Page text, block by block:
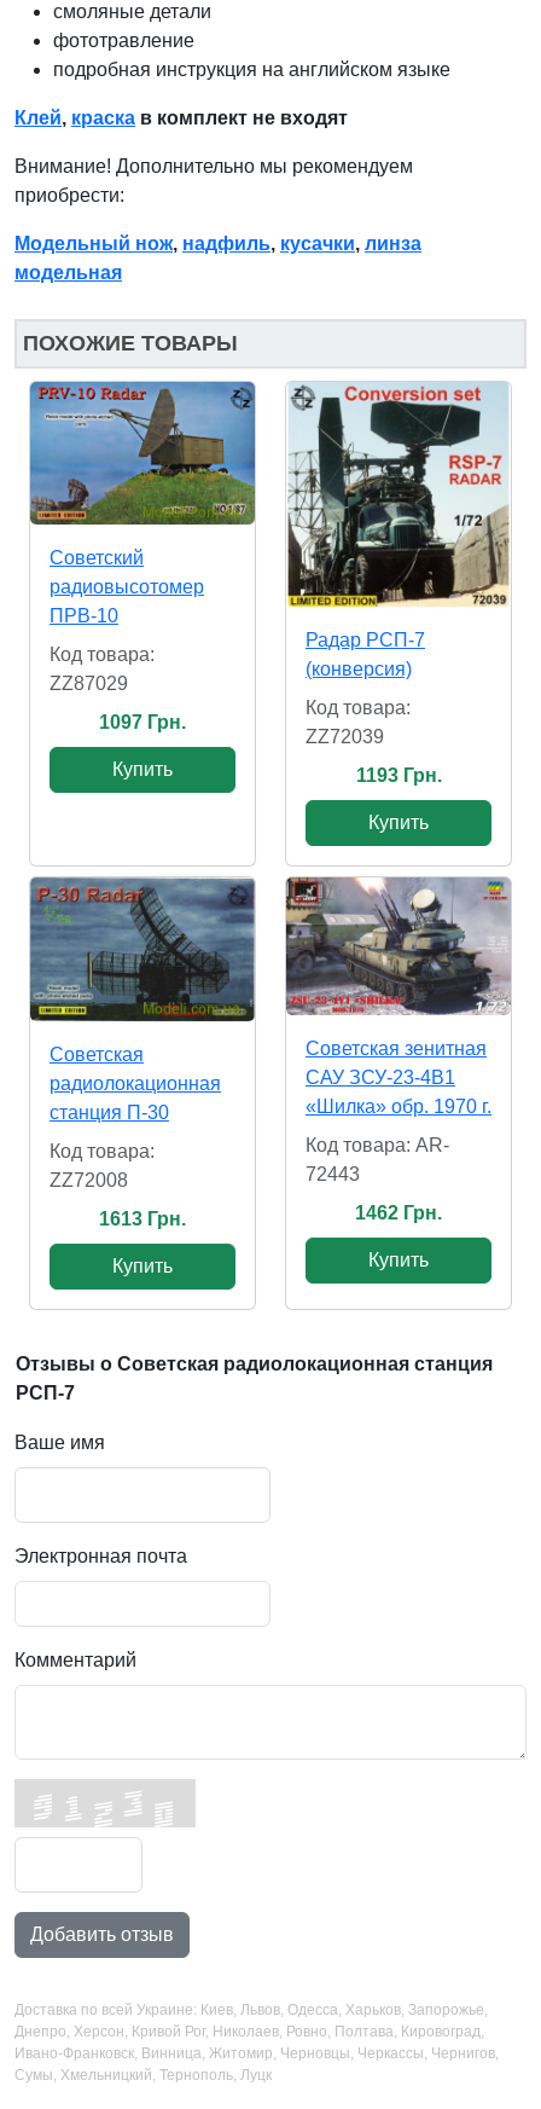
смоляные детали
фототравление
подробная инструкция на английском языке
Клей, краска в комплект не входят
Внимание! Дополнительно мы рекомендуем
приобрести:
Модельный нож, надфиль, кусачки, линза
модельная
ПОХОЖИЕ ТОВАРЫ
Советский
радиовысотомер
ПРВ-10
Код товара:
ZZ87029
1097 Грн.
Купить
Радар РСП-7
(конверсия)
Код товара:
ZZ72039
1193 Грн.
Купить
Советская
радиолокационная
станция П-30
Код товара:
ZZ72008
1613 Грн.
Купить
Советская зенитная
САУ ЗСУ-23-4В1
«Шилка» обр. 1970 г.
Код товара: AR-
72443
1462 Грн.
Купить
Отзывы о Советская радиолокационная станция
РСП-7
Ваше имя
Электронная почта
Комментарий
Добавить отзыв
Доставка по всей Украине: Киев, Львов, Одесса, Харьков, Запорожье,
Днепро, Херсон, Кривой Рог, Николаев, Ровно, Полтава, Кировоград,
Ивано-Франковск, Винница, Житомир, Черновцы, Черкассы, Чернигов,
Сумы, Хмельницкий, Тернополь, Луцк